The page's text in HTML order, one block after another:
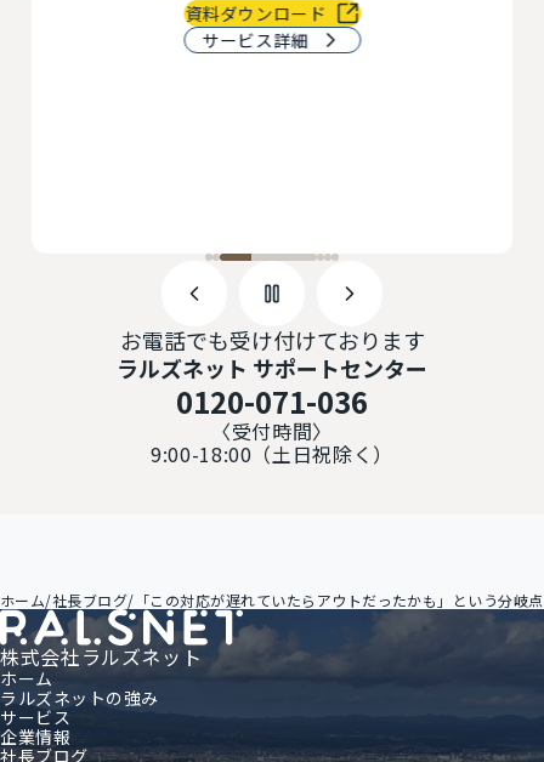
資料ダウンロード
サービス詳細
お電話でも受け付けております
ラルズネット サポートセンター
0120-071-036
〈受付時間〉
9:00-18:00（土日祝除く）
ホーム/社長ブログ/ 「この対応が遅れていたらアウトだったかも」という分岐点
株式会社ラルズネット
ホーム
ラルズネットの強み
サービス
企業情報
社長ブログ